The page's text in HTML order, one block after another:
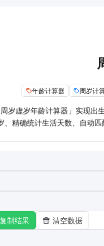
年龄计算器 周岁计
岁虚岁年龄计算器」实现出
、精确统计生活天数、自动
复制结果
清空数据